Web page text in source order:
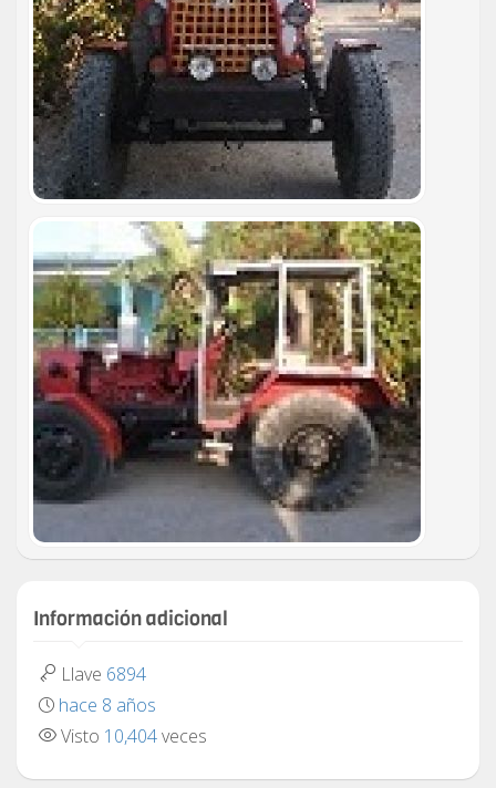
Información adicional
Llave 6894
hace 8 años
Visto 10,404veces